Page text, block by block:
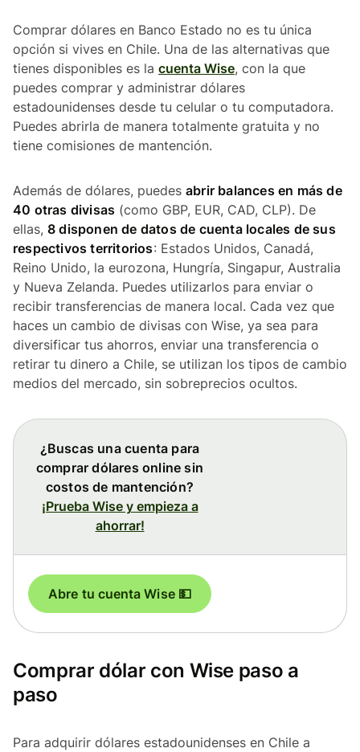
Comprar dólares en Banco Estado no es tu única
opción si vives en Chile. Una de las alternativas que
tienes disponibles es la cuenta Wise, con la que
puedes comprar y administrar dólares
estadounidenses desde tu celular o tu computadora.
Puedes abrirla de manera totalmente gratuita y no
tiene comisiones de mantención.
Además de dólares, puedes abrir balances en más de
40 otras divisas (como GBP, EUR, CAD, CLP). De
ellas, 8 disponen de datos de cuenta locales de sus
respectivos territorios: Estados Unidos, Canadá,
Reino Unido, la eurozona, Hungría, Singapur, Australia
y Nueva Zelanda. Puedes utilizarlos para enviar o
recibir transferencias de manera local. Cada vez que
haces un cambio de divisas con Wise, ya sea para
diversificar tus ahorros, enviar una transferencia o
retirar tu dinero a Chile, se utilizan los tipos de cambio
medios del mercado, sin sobreprecios ocultos.
¿Buscas una cuenta para
comprar dólares online sin
costos de mantención?
¡Prueba Wise y empieza a
ahorrar!
Abre tu cuenta Wise 💵
Comprar dólar con Wise paso a
paso
Para adquirir dólares estadounidenses en Chile a